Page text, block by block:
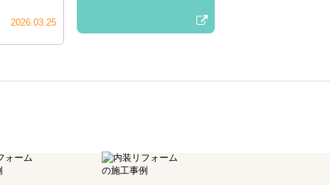
2026.03.25